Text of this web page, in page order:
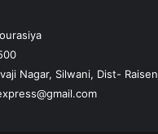
Nagar, Silwani, Dist- Raisen